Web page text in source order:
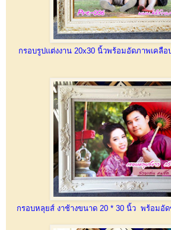
กรอบรูปแต่งงาน 20x30 นิ้วพร้อมอัดภาพเคลื
กรอบหลุยส์ งาช้างขนาด 20 * 30 นิ้ว พร้อมอั